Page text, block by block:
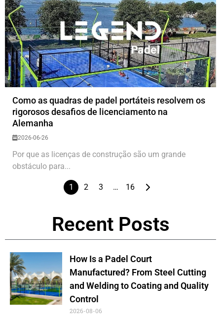
Como as quadras de padel portáteis resolvem os
rigorosos desafios de licenciamento na
Alemanha
2026-06-26
Por que as licenças de construção são um grande
obstáculo para...
1 2 3 … 16
Recent Posts
How Is a Padel Court
Manufactured? From Steel Cutting
and Welding to Coating and Quality
Control
2026-08-06